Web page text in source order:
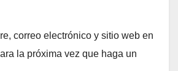
correo electrónico y sitio web en
la próxima vez que haga un